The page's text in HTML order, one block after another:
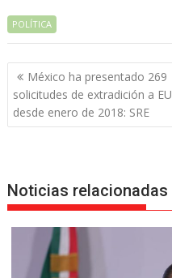
POLÍTICA
Navegación
de
entradas
México ha presentado 269
solicitudes de extradición a EU
desde enero de 2018: SRE
Noticias relacionadas